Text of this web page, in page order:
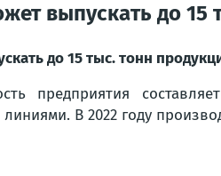
выпускать до 15
до 15 тыс. тонн
предприятия
В 2022 году